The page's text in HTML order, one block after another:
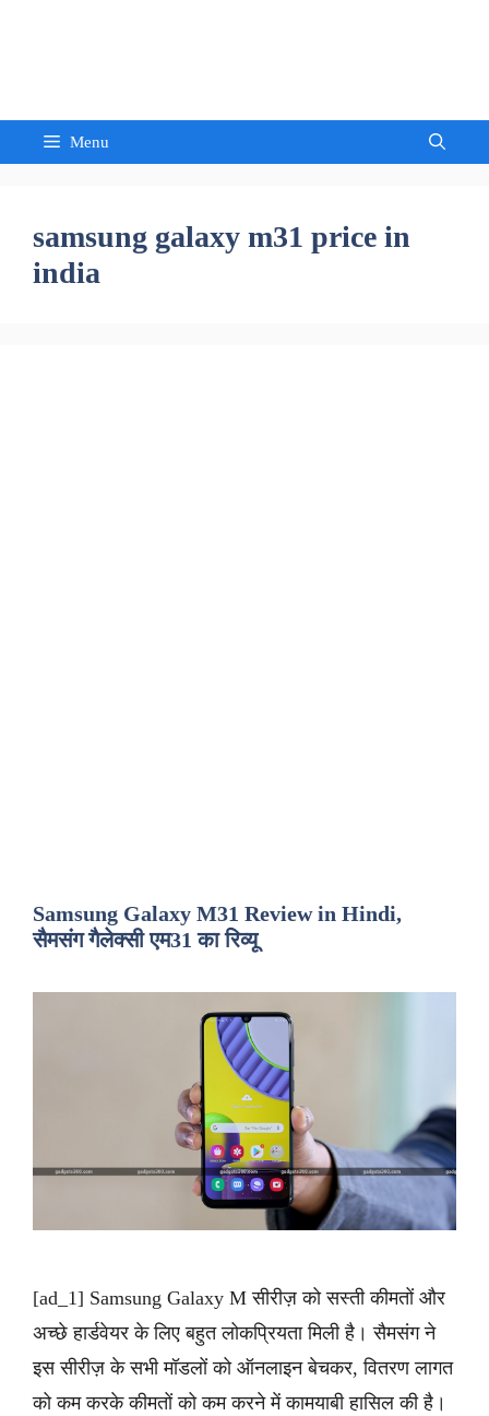
Menu
samsung galaxy m31 price in
india
Samsung Galaxy M31 Review in Hindi,
सैमसंग गैलेक्सी एम31 का रिव्यू
[ad_1] Samsung Galaxy M सीरीज़ को सस्ती कीमतों और
अच्छे हार्डवेयर के लिए बहुत लोकप्रियता मिली है। सैमसंग ने
इस सीरीज़ के सभी मॉडलों को ऑनलाइन बेचकर, वितरण लागत
को कम करके कीमतों को कम करने में कामयाबी हासिल की है।